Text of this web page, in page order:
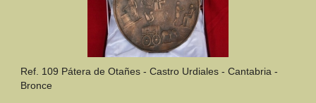
Ref. 109 Pátera de Otañes - Castro Urdiales - Cantabria -
Bronce